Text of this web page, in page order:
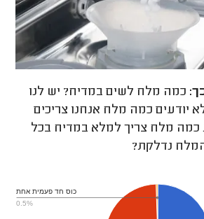
כמה מלח לשים במדיח? יש לנו
יודעים כמה מלח אנחנו צריכים
כמה מלח צריך למלא במדיח בכל
נדלקת?
כוס חד פעמית אחת
0.5%